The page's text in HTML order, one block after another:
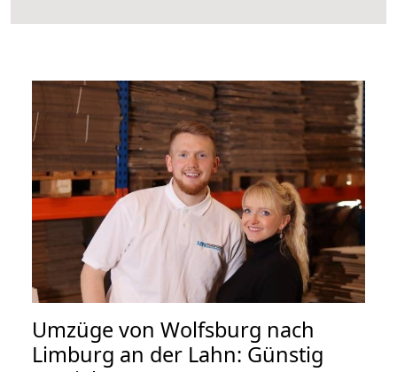
Umzüge von Wolfsburg nach
Limburg an der Lahn: Günstig